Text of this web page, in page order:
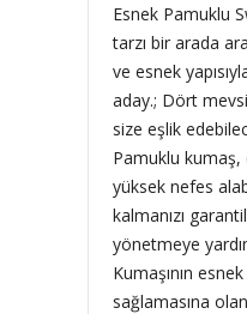
Esnek Pamuklu
tarzı bir arada
ve esnek
aday.; Dört
size eşlik
Pamuklu kumaş,
yüksek nefes
kalmanızı
yönetmeye
Kumaşının
sağlamasına